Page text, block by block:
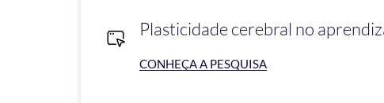
Plasticidade cerebral no
CONHEÇA A PESQUISA